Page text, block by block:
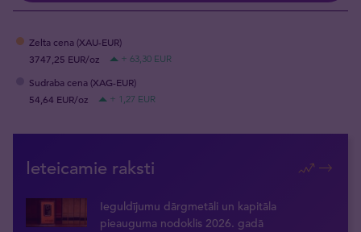
Zelta cena (XAU-EUR)
3747,25 EUR/oz
+ 63,30 EUR
Sudraba cena (XAG-EUR)
54,64 EUR/oz
+ 1,27 EUR
Ieteicamie raksti
Ieguldījumu dārgmetāli un kapitāla
pieauguma nodoklis 2026. gadā